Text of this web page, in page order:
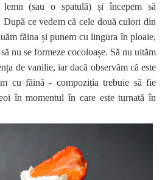
(sau o spatulă) și începem să
După ce vedem că cele două culori din
făina și punem cu lingura în ploaie,
nu se formeze cocoloașe. Să nu uităm
de vanilie, iar dacă observăm că este
cu făină - compoziția trebuie să fie
în momentul în care este turnată în